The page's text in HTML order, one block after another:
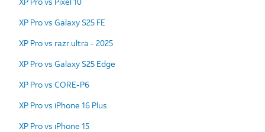
XP Pro vs Galaxy S25 FE
XP Pro vs razr ultra - 2025
XP Pro vs Galaxy S25 Edge
XP Pro vs CORE-P6
XP Pro vs iPhone 16 Plus
XP Pro vs iPhone 15